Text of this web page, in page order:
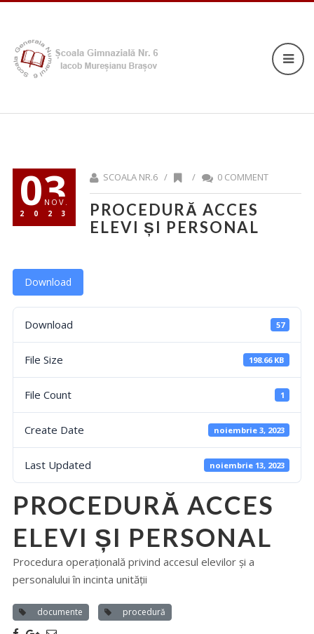
03
NOV.
2023
SCOALA NR.6 / / 0 COMMENT
PROCEDURĂ ACCES
ELEVI ȘI PERSONAL
Download
Download 57
File Size 198.66 KB
File Count 1
Create Date noiembrie 3, 2023
Last Updated noiembrie 13, 2023
PROCEDURĂ ACCES
ELEVI ȘI PERSONAL
Procedura operațională privind accesul elevilor și a
personalului în incinta unității
documente procedură